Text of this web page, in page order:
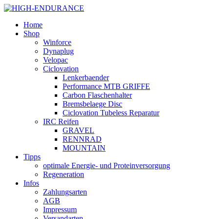
Home
Shop
Winforce
Dynaplug
Velopac
Ciclovation
Lenkerbaender
Performance MTB GRIFFE
Carbon Flaschenhalter
Bremsbelaege Disc
Ciclovation Tubeless Reparatur
IRC Reifen
GRAVEL
RENNRAD
MOUNTAIN
Tipps
optimale Energie- und Proteinversorgung
Regeneration
Infos
Zahlungsarten
AGB
Impressum